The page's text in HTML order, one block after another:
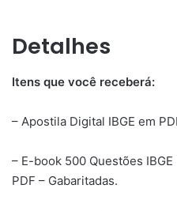
Detalhes
Itens que você receberá:
– Apostila Digital IBGE em
– E-book 500 Questões
PDF – Gabaritadas.